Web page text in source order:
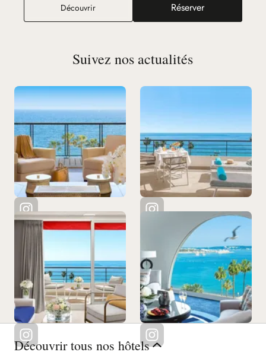
DécouvrirSuite Majestic Réserver
Suivez nos actualités
Découvrir tous nos hôtels